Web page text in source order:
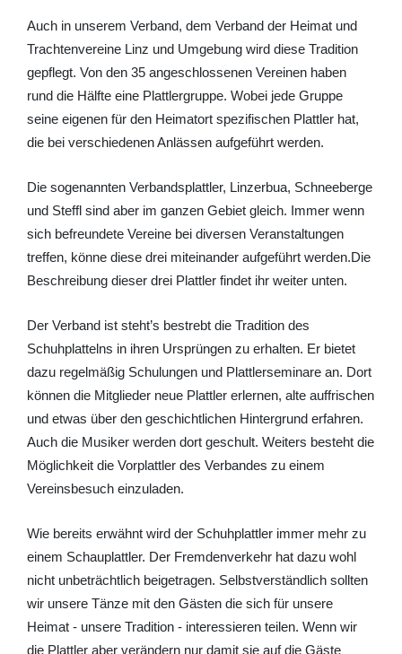
Auch in unserem Verband, dem Verband der Heimat und
Trachtenvereine Linz und Umgebung wird diese Tradition
gepflegt. Von den 35 angeschlossenen Vereinen haben
rund die Hälfte eine Plattlergruppe. Wobei jede Gruppe
seine eigenen für den Heimatort spezifischen Plattler hat,
die bei verschiedenen Anlässen aufgeführt werden.
Die sogenannten Verbandsplattler, Linzerbua, Schneeberge
und Steffl sind aber im ganzen Gebiet gleich. Immer wenn
sich befreundete Vereine bei diversen Veranstaltungen
treffen, könne diese drei miteinander aufgeführt werden.Die
Beschreibung dieser drei Plattler findet ihr weiter unten.
Der Verband ist steht’s bestrebt die Tradition des
Schuhplattelns in ihren Ursprüngen zu erhalten. Er bietet
dazu regelmäßig Schulungen und Plattlerseminare an. Dort
können die Mitglieder neue Plattler erlernen, alte auffrischen
und etwas über den geschichtlichen Hintergrund erfahren.
Auch die Musiker werden dort geschult. Weiters besteht die
Möglichkeit die Vorplattler des Verbandes zu einem
Vereinsbesuch einzuladen.
Wie bereits erwähnt wird der Schuhplattler immer mehr zu
einem Schauplattler. Der Fremdenverkehr hat dazu wohl
nicht unbeträchtlich beigetragen. Selbstverständlich sollten
wir unsere Tänze mit den Gästen die sich für unsere
Heimat - unsere Tradition - interessieren teilen. Wenn wir
die Plattler aber verändern nur damit sie auf die Gäste